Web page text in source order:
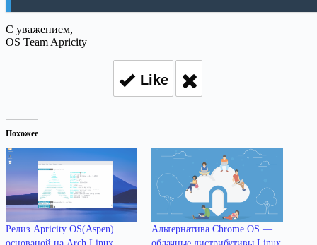
С уважением,
OS Team Apricity
Like
Похожее
Релиз Apricity OS(Aspen)
Альтернатива Chrome OS —